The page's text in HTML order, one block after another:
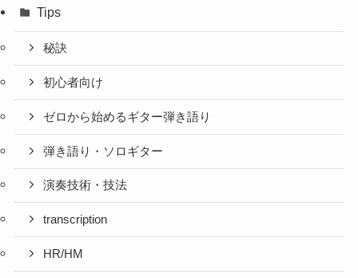
Tips
秘訣
初心者向け
ゼロから始めるギター弾き語り
弾き語り・ソロギター
演奏技術・技法
transcription
HR/HM